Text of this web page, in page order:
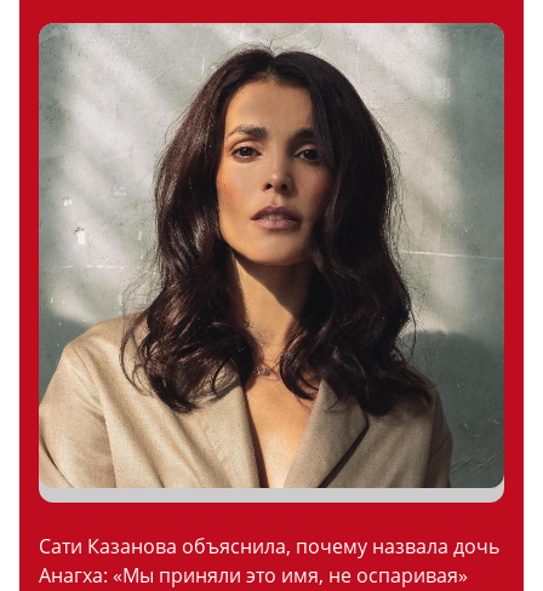
Сати Казанова объяснила, почему назвала дочь
Анагха: «Мы приняли это имя, не оспаривая»